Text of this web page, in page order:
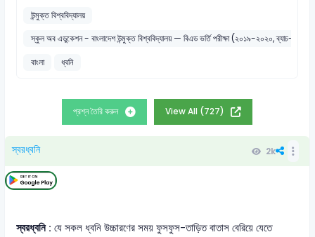
উন্মুক্ত বিশ্ববিদ্যালয়
স্কুল অব এডুকেশন - বাংলাদেশ উন্মুক্ত বিশ্ববিদ্যালয় — বিএড ভর্তি পরীক্ষা (২০১৯-২০২০, ব্যাচ-২০)
বাংলা
ধ্বনি
প্রশ্ন তৈরি করুন View All (727)
স্বরধ্বনি 2k
স্বরধ্বনি :যে সকল ধ্বনি উচ্চারণের সময় ফুসফুস-তাড়িত বাতাস বেরিয়ে যেতে